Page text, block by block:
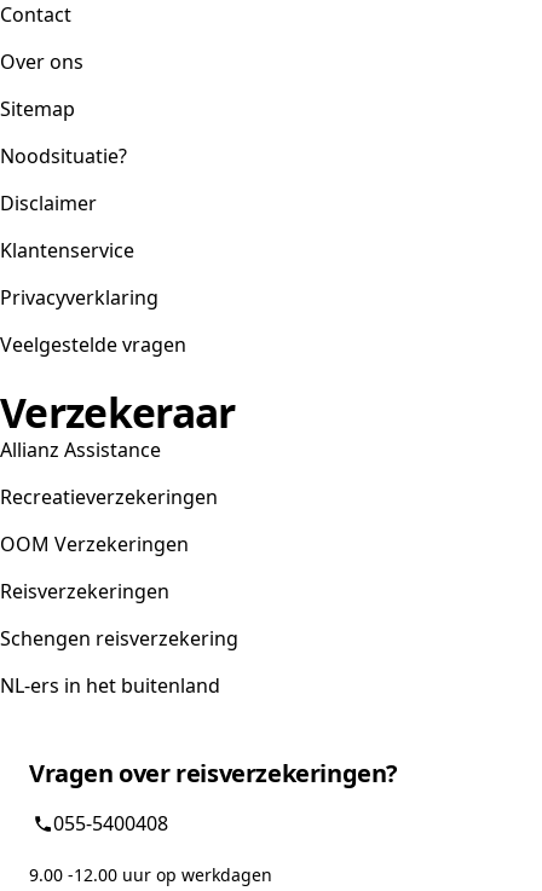
Contact
Over ons
Sitemap
Noodsituatie?
Disclaimer
Klantenservice
Privacyverklaring
Veelgestelde vragen
Verzekeraar
Allianz Assistance
Recreatieverzekeringen
OOM Verzekeringen
Reisverzekeringen
Schengen reisverzekering
NL-ers in het buitenland
Vragen over reisverzekeringen?
055-5400408
9.00 -12.00 uur op werkdagen